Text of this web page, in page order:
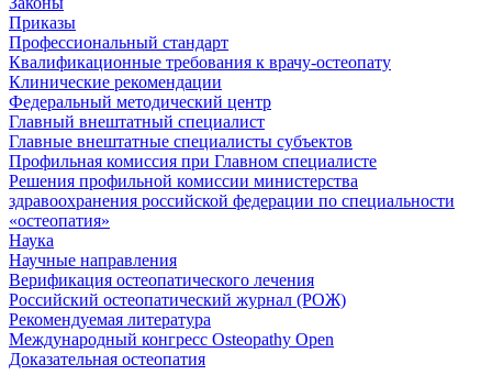
Приказы
Профессиональный стандарт
Квалификационные требования к врачу-остеопату
Клинические рекомендации
Федеральный методический центр
Главный внештатный специалист
Главные внештатные специалисты субъектов
Профильная комиссия при Главном специалисте
Решения профильной комиссии министерства
здравоохранения российской федерации по специальности
«остеопатия»
Наука
Научные направления
Верификация остеопатического лечения
Российский остеопатический журнал (РОЖ)
Рекомендуемая литература
Международный конгресс Osteopathy Open
Доказательная остеопатия